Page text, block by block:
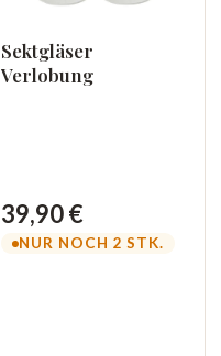
Sektgläser
Verlobung
39,90 €
NUR NOCH 2 STK.